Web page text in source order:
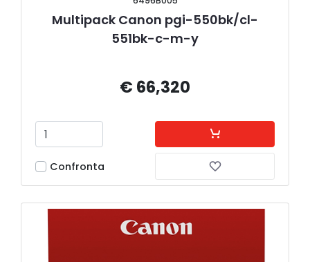
Multipack Canon pgi-550bk/cl-
551bk-c-m-y
€ 66,320
Confronta